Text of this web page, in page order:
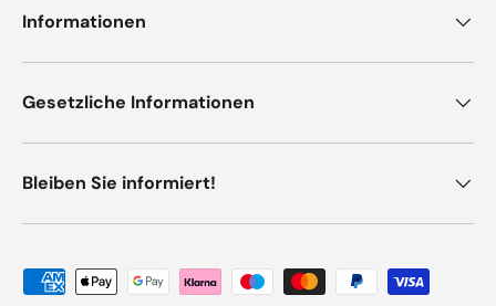
Informationen
Gesetzliche Informationen
Bleiben Sie informiert!
Zahlungsmethoden